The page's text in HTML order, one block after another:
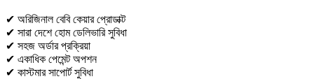
✔ অরিজিনাল বেবি কেয়ার প্রোডাক্ট
✔ সারা দেশে হোম ডেলিভারি সুবিধা
✔ সহজ অর্ডার প্রক্রিয়া
✔ একাধিক পেমেন্ট অপশন
✔ কাস্টমার সাপোর্ট সুবিধা